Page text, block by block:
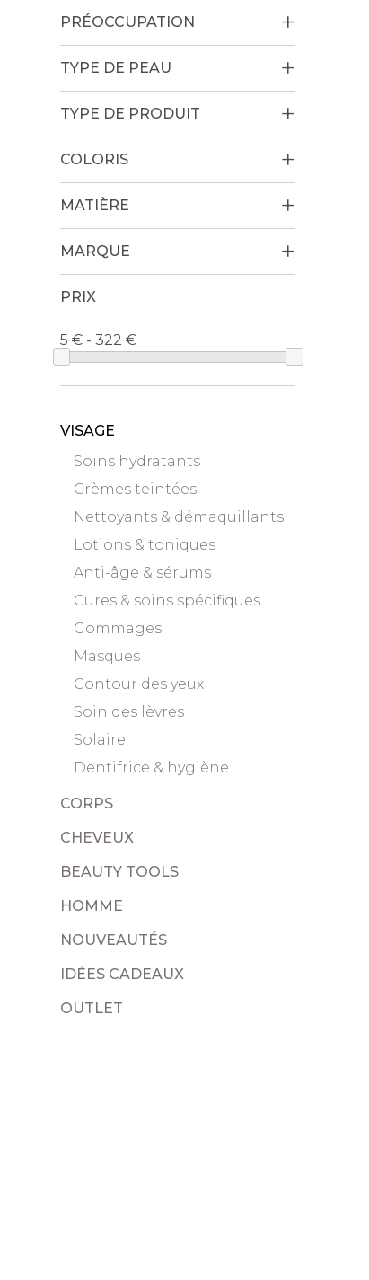
PRÉOCCUPATION
TYPE DE PEAU
TYPE DE PRODUIT
COLORIS
MATIÈRE
MARQUE
PRIX
5 € - 322
VISAGE
Soins hydratants
Crèmes teintées
Nettoyants & démaquillants
Lotions & toniques
Anti-âge & sérums
Cures & soins spécifiques
Gommages
Masques
Contour des yeux
Soin des lèvres
Solaire
Dentifrice & hygiène
CORPS
CHEVEUX
BEAUTY TOOLS
HOMME
NOUVEAUTÉS
IDÉES CADEAUX
OUTLET